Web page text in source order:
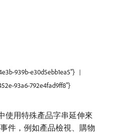
939b-e30d5ebb1ea5"}
93a6-792e4fad9ff8"}
使用特殊產品字串延伸來
件，例如產品檢視、購物